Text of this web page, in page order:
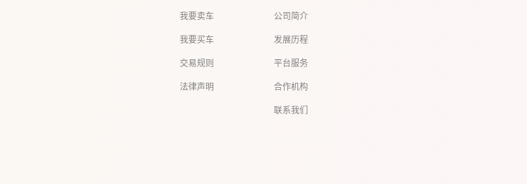
我要卖车
我要买车
交易规则
法律声明
公司简介
发展历程
平台服务
合作机构
联系我们